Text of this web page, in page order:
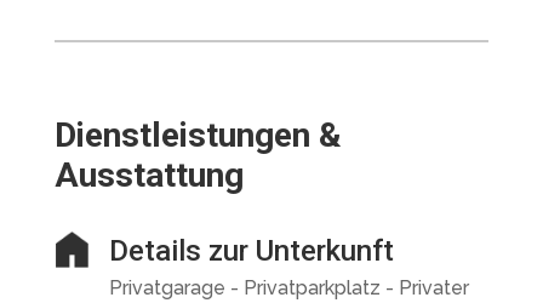
Dienstleistungen &
Ausstattung
Details zur Unterkunft
Privatgarage - Privatparkplatz - Privater